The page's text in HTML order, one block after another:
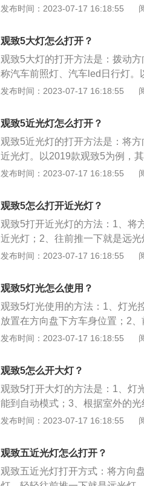
把温度调到热风模式即可。观致
大功率是145千瓦，最大扭矩是
发布时间：2023-07-17 16:18:55
观致5大灯怎么打开？
观致5大灯的打开方法是：拨动
称汽车前照灯、汽车led日行灯
m、宽1869mm、高1658mm，
扭矩是290nm，与其匹配的是7挡
发布时间：2023-07-17 16:18:55
观致5近光灯怎么打开？
观致5近光灯的打开方法是：将
近光灯。以2019款观致5为例，
1869mm、高1658mm，轴距为
了1.6l涡轮增压发动机，最大马
nm，与其匹配的是7挡双离合变速
发布时间：2023-07-17 16:18:55
观致5怎么打开近光灯？
观致5打开近光灯的方法：1、将
近光灯；2、往前推一下就是远
标。近光灯就是为了近距离照明
其中控台布局及方向盘造型延续
5的长宽高分别为4587mm、
发布时间：2023-07-17 16:18:55
观致5灯光怎么使用？
观致5灯光使用的方法：1、灯光
放置在方向盘下方车身位置；2
雾灯开启，再拉一下是后雾灯开
致5是观致的一款新SUV车型，
盘造型延续观致家族式的设计风格
发布时间：2023-07-17 16:18:55
观致5怎么开大灯？
观致5打开大灯的方法是：1、灯
能到自动模式；3、根据室外的
了前后雾灯开关，开启的方式是
寸是长4587mm、宽1869mm、
80mm，搭载一台1.6T涡轮增压
发布时间：2023-07-17 16:18:55
观致五近光灯怎么打开？
观致五近光灯打开方式：将方向